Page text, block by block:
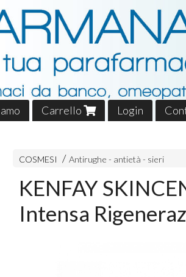
Carrello Login
COSMESI Antirughe - antietà - sieri
KENFAY
Intensa